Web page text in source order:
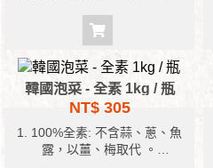
2. 口感青脆順口豐富。
韓國泡菜 - 全素 1kg / 瓶
NT$ 305
1. 100%全素: 不含蒜、蔥、魚
露，以薑、梅取代 。